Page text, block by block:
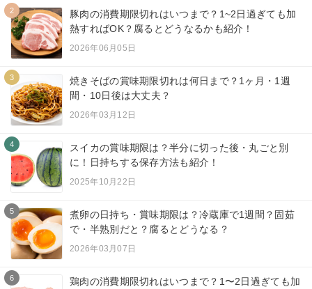
2
豚肉の消費期限切れはいつまで？1~2日過ぎても加
熱すればOK？腐るとどうなるかも紹介！
2026年06月05日
3
焼きそばの賞味期限切れは何日まで？1ヶ月・1週
間・10日後は大丈夫？
2026年03月12日
4
スイカの賞味期限は？半分に切った後・丸ごと別
に！日持ちする保存方法も紹介！
2025年10月22日
5
煮卵の日持ち・賞味期限は？冷蔵庫で1週間？固茹
で・半熟別だと？腐るとどうなる？
2026年03月07日
6
鶏肉の消費期限切れはいつまで？1〜2日過ぎても加